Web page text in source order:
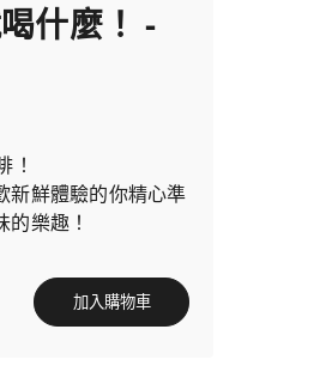
什麼！ -
！
新鮮體驗的你精心準
樂趣！
加入購物車